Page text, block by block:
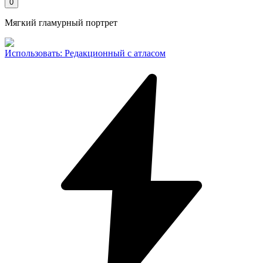
0
Мягкий гламурный портрет
Использовать: Редакционный с атласом